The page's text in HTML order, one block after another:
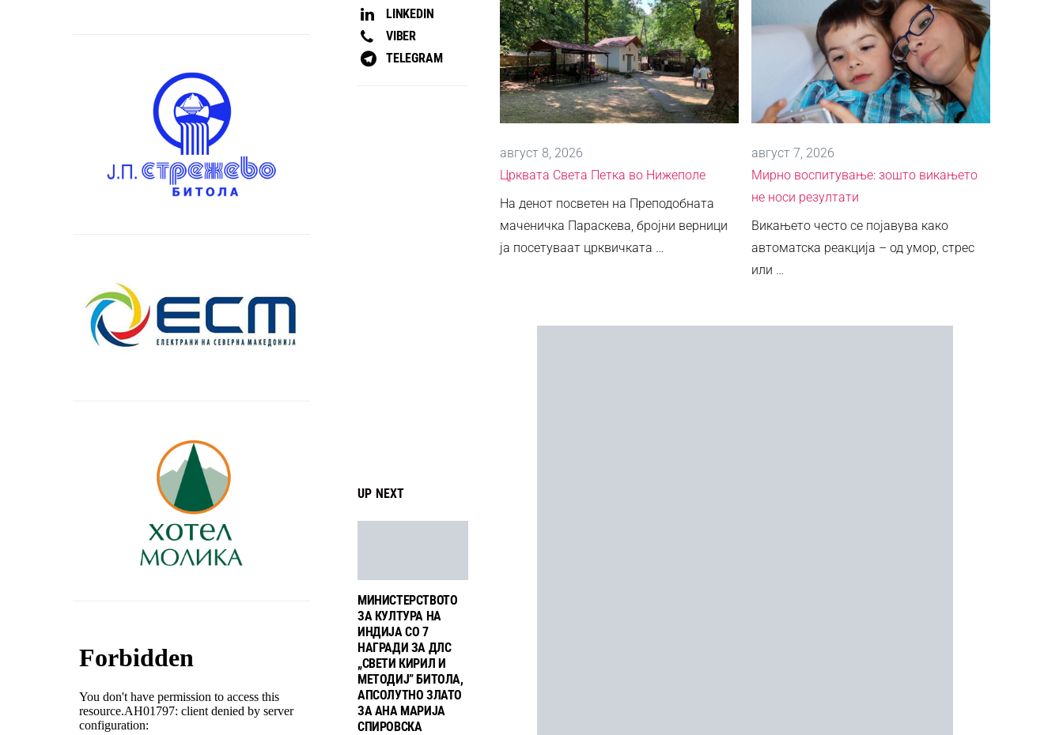
UP NEXT
МИНИСТЕРСТВОТО
ЗА КУЛТУРА НА
ИНДИЈА СО 7
НАГРАДИ ЗА ДЛС
„СВЕТИ КИРИЛ И
МЕТОДИЈ” БИТОЛА,
АПСОЛУТНО ЗЛАТО
ЗА АНА МАРИЈА
СПИРОВСКА
LINKEDIN
VIBER
TELEGRAM
август 8, 2026
Црквата Света Петка во Нижеполе
На денот посветен на Преподобната
маченичка Параскева, бројни верници
ја посетуваат црквичката …
август 7, 2026
Мирно воспитување: зошто викањето
не носи резултати
Викањето често се појавува како
автоматска реакција – од умор, стрес
или …